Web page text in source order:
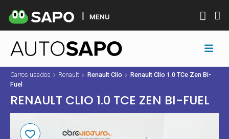
MENU
Carros usados Renault Renault Clio
Renault Clio 1.0 TCe Zen Bi-
Fuel
RENAULT CLIO 1.0 TCE ZEN BI-FUEL